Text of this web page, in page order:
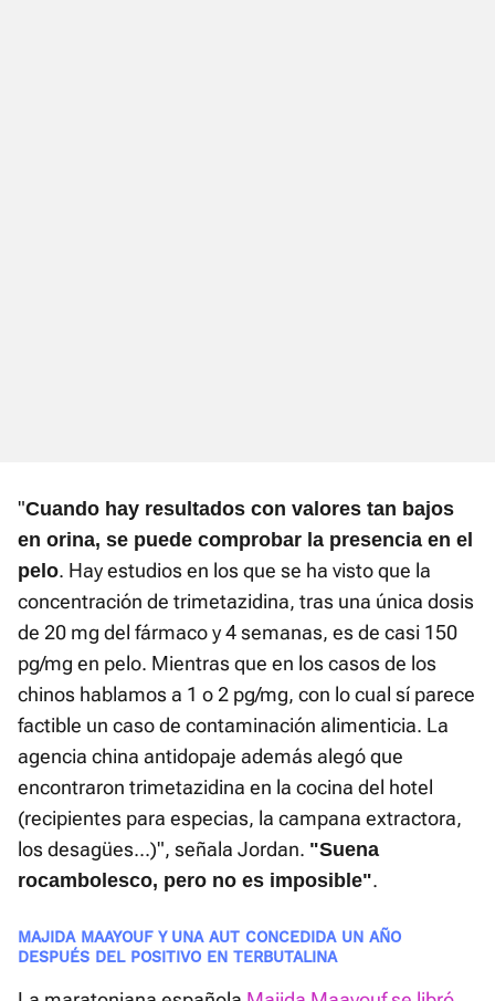
"Cuando hay resultados con valores tan bajos
en orina, se puede comprobar la presencia en el
pelo. Hay estudios en los que se ha visto que la
concentración de trimetazidina, tras una única dosis
de 20 mg del fármaco y 4 semanas, es de casi 150
pg/mg en pelo. Mientras que en los casos de los
chinos hablamos a 1 o 2 pg/mg, con lo cual sí parece
factible un caso de contaminación alimenticia. La
agencia china antidopaje además alegó que
encontraron trimetazidina en la cocina del hotel
(recipientes para especias, la campana extractora,
los desagües...)", señala Jordan. "Suena
rocambolesco, pero no es imposible".
MAJIDA MAAYOUF Y UNA AUT CONCEDIDA UN AÑO
DESPUÉS DEL POSITIVO EN TERBUTALINA